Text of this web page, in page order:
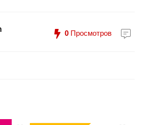
0 Просмотров